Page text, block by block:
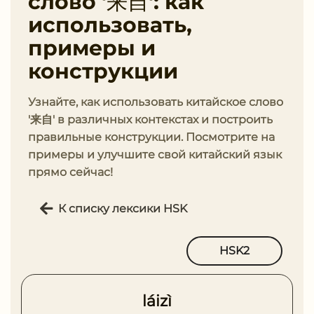
использовать,
примеры и
конструкции
Узнайте, как использовать китайское слово
'来自' в различных контекстах и построить
правильные конструкции. Посмотрите на
примеры и улучшите свой китайский язык
прямо сейчас!
К списку лексики HSK
HSK2
láizì